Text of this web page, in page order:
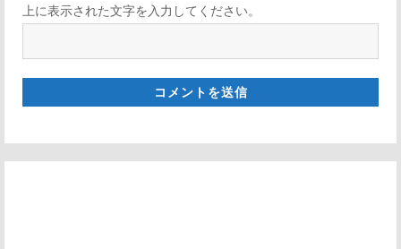
上に表示された文字を入力してください。